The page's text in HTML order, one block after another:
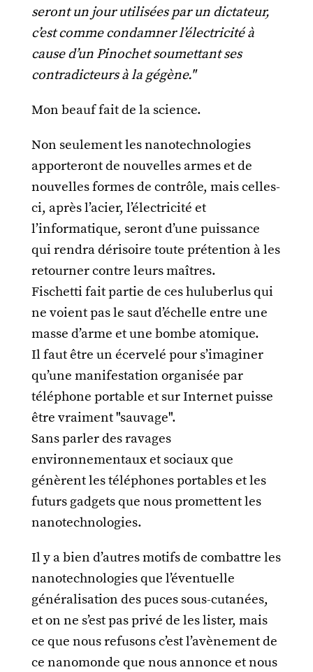
seront un jour utilisées par un dictateur,
c’est comme condamner l’électricité à
cause d’un Pinochet soumettant ses
contradicteurs à la gégène."
Mon beauf fait de la science.
Non seulement les nanotechnologies
apporteront de nouvelles armes et de
nouvelles formes de contrôle, mais celles-
ci, après l’acier, l’électricité et
l’informatique, seront d’une puissance
qui rendra dérisoire toute prétention à les
retourner contre leurs maîtres.
Fischetti fait partie de ces huluberlus qui
ne voient pas le saut d’échelle entre une
masse d’arme et une bombe atomique.
Il faut être un écervelé pour s’imaginer
qu’une manifestation organisée par
téléphone portable et sur Internet puisse
être vraiment "sauvage".
Sans parler des ravages
environnementaux et sociaux que
génèrent les téléphones portables et les
futurs gadgets que nous promettent les
nanotechnologies.
Il y a bien d’autres motifs de combattre les
nanotechnologies que l’éventuelle
généralisation des puces sous-cutanées,
et on ne s’est pas privé de les lister, mais
ce que nous refusons c’est l’avènement de
ce nanomonde que nous annonce et nous